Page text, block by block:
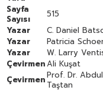
Sayfa
Sayısı
515
Yazar
C. Daniel
Yazar
Patricia
Yazar
W. Larry
ÇevirmenAli Kuşat
ÇevirmenProf. Dr.
Taştan